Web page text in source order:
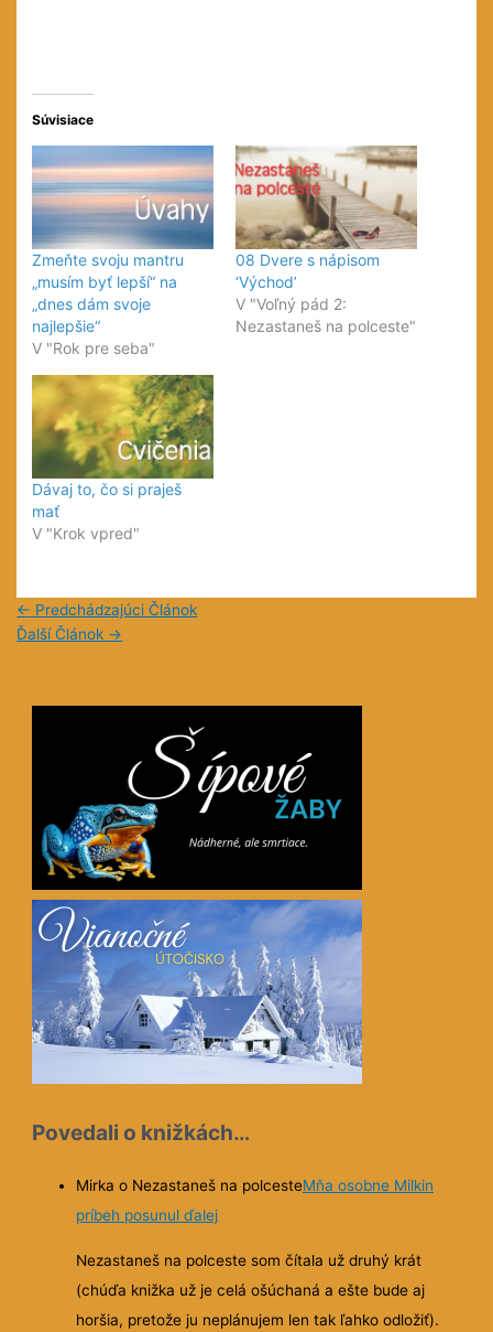
Súvisiace
Zmeňte svoju mantru
„musím byť lepší“ na
„dnes dám svoje
najlepšie“
V "Rok pre seba"
08 Dvere s nápisom
‘Východ’
V "Voľný pád 2:
Nezastaneš na polceste"
Dávaj to, čo si praješ
mať
V "Krok vpred"
← Predchádzajúci Článok
Ďalší Článok →
Povedali o knižkách…
Mirka o Nezastaneš na polcesteMňa osobne Milkin
príbeh posunul ďalej
Nezastaneš na polceste som čítala už druhý krát
(chúďa knižka už je celá ošúchaná a ešte bude aj
horšia, pretože ju neplánujem len tak ľahko odložiť).